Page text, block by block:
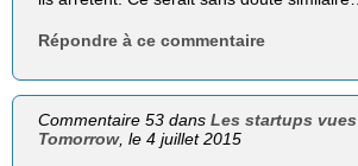
Répondre à ce commentaire
Commentaire 53 dansLes startups
Tomorrow, le 4 juillet 2015